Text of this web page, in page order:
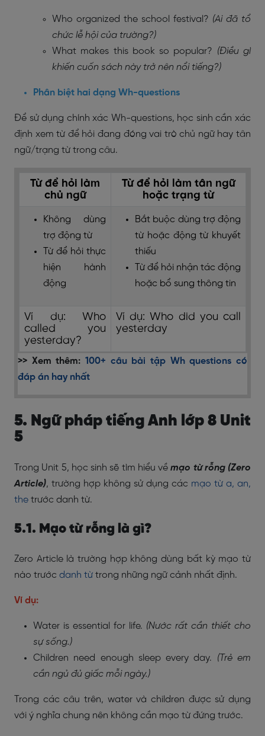
Who organized the school festival? (Ai đã tổ
chức lễ hội của trường?)
What makes this book so popular? (Điều gì
khiến cuốn sách này trở nên nổi tiếng?)
Phân biệt hai dạng Wh-questions
Để sử dụng chính xác Wh-questions, học sinh cần xác
định xem từ để hỏi đang đóng vai trò chủ ngữ hay tân
ngữ/trạng từ trong câu.
Từ để hỏi làm
chủ ngữ
Từ để hỏi làm tân ngữ
hoặc trạng từ
Không dùng
trợ động từ
Từ để hỏi thực
hiện hành
động
Bắt buộc dùng trợ động
từ hoặc động từ khuyết
thiếu
Từ để hỏi nhận tác động
hoặc bổ sung thông tin
Ví dụ: Who
called you
yesterday?
Ví dụ: Who did you call
yesterday
>> Xem thêm: 100+ câu bài tập Wh questions có
đáp án hay nhất
5. Ngữ pháp tiếng Anh lớp 8 Unit
5
Trong Unit 5, học sinh sẽ tìm hiểu vềmạo từ rỗng (Zero
Article), trường hợp không sử dụng các mạo từ a, an,
the trước danh từ.
5.1. Mạo từ rỗng là gì?
Zero Article là trường hợp không dùng bất kỳ mạo từ
nào trước danh từ trong những ngữ cảnh nhất định.
Ví dụ:
Water is essential for life. (Nước rất cần thiết cho
sự sống.)
Children need enough sleep every day. (Trẻ em
cần ngủ đủ giấc mỗi ngày.)
Trong các câu trên, water và children được sử dụng
với ý nghĩa chung nên không cần mạo từ đứng trước.